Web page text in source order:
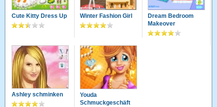
Cute Kitty Dress Up Winter Fashion Girl
Dream Bedroom
Makeover
Ashley schminken
Youda
Schmuckgeschäft